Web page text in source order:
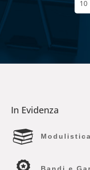
In Evidenza
Modulistica